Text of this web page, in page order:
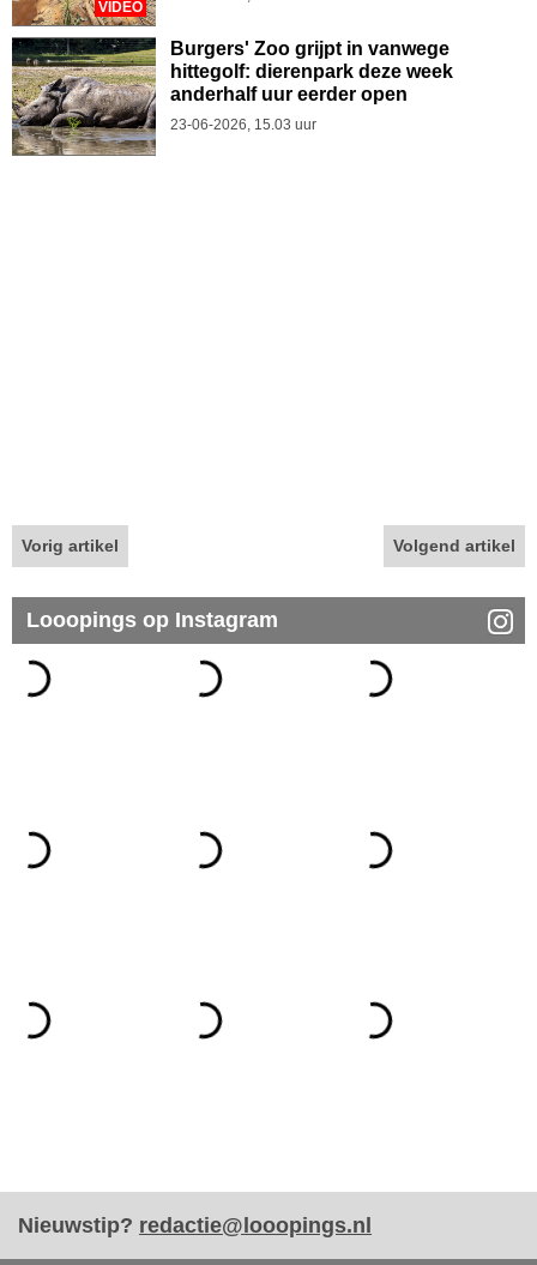
VIDEO
Burgers' Zoo grijpt in vanwege
hittegolf: dierenpark deze week
anderhalf uur eerder open
23-06-2026, 15.03 uur
Vorig artikel Volgend artikel
Looopings op Instagram
Nieuwstip? redactie@looopings.nl